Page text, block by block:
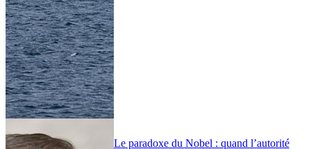
Le paradoxe du Nobel : quand l’autorité